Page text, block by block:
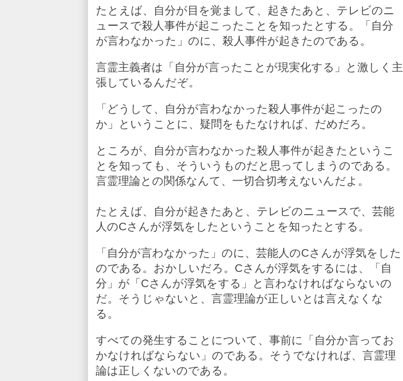
たとえば、自分が目を覚まして、起きたあと、テレビのニ
ュースで殺人事件が起こったことを知ったとする。「自分
が言わなかった」のに、殺人事件が起きたのである。
言霊主義者は「自分が言ったことが現実化する」と激しく主
張しているんだぞ。
「どうして、自分が言わなかった殺人事件が起こったの
か」ということに、疑問をもたなければ、だめだろ。
ところが、自分が言わなかった殺人事件が起きたというこ
とを知っても、そういうものだと思ってしまうのである。
言霊理論との関係なんて、一切合切考えないんだよ。
たとえば、自分が起きたあと、テレビのニュースで、芸能
人のCさんが浮気をしたということを知ったとする。
「自分が言わなかった」のに、芸能人のCさんが浮気をした
のである。おかしいだろ。Cさんが浮気をするには、「自
分」が「Cさんが浮気をする」と言わなければならないの
だ。そうじゃないと、言霊理論が正しいとは言えなくな
る。
すべての発生することについて、事前に「自分か言ってお
かなければならない」のである。そうでなければ、言霊理
論は正しくないのである。